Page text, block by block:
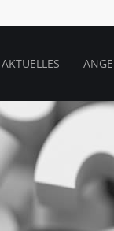
AKTUELLES